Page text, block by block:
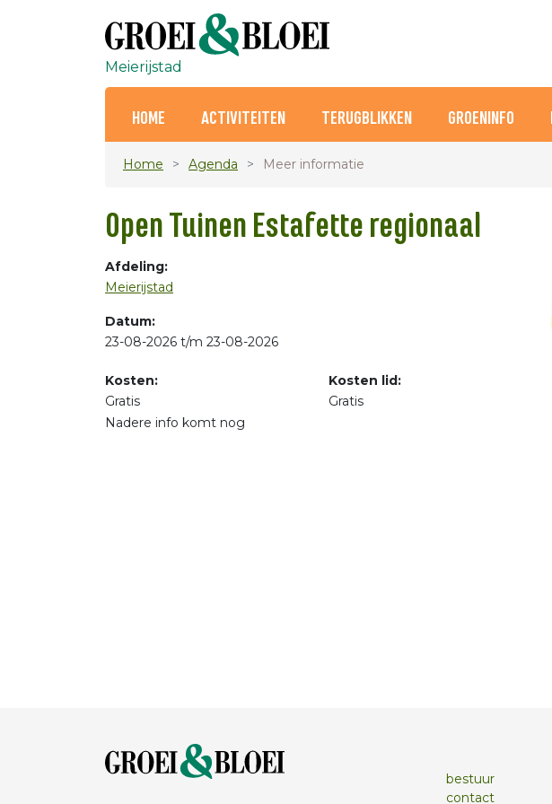
Meierijstad
HOME ACTIVITEITEN TERUGBLIKKEN GROENINFO
Home Agenda Meer informatie
Open Tuinen Estafette regionaal
Afdeling:
Meierijstad
Datum:
23-08-2026 t/m 23-08-2026
Kosten:
Gratis
Kosten lid:
Gratis
Nadere info komt nog
bestuur
contact